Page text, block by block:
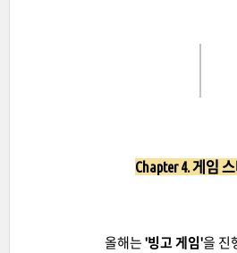
Chapter 4. 게임
올해는 '빙고 게임'을 진